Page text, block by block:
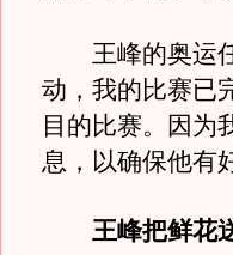
王峰的奥运任
动，我的比赛已
目的比赛。因为
息，以确保他有
王峰把鲜花